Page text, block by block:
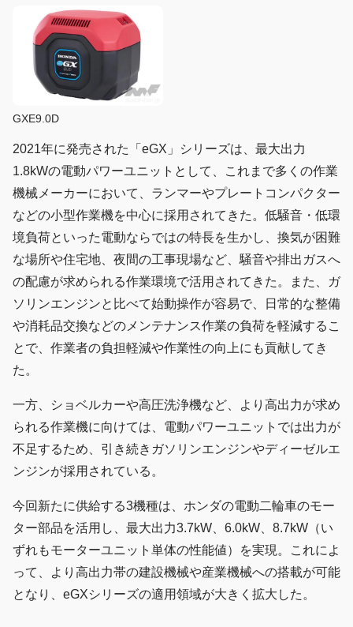
GXE9.0D
2021年に発売された「eGX」シリーズは、最大出力
1.8kWの電動パワーユニットとして、これまで多くの作業
機械メーカーにおいて、ランマーやプレートコンパクター
などの小型作業機を中心に採用されてきた。低騒音・低環
境負荷といった電動ならではの特長を生かし、換気が困難
な場所や住宅地、夜間の工事現場など、騒音や排出ガスへ
の配慮が求められる作業環境で活用されてきた。また、ガ
ソリンエンジンと比べて始動操作が容易で、日常的な整備
や消耗品交換などのメンテナンス作業の負荷を軽減するこ
とで、作業者の負担軽減や作業性の向上にも貢献してき
た。
一方、ショベルカーや高圧洗浄機など、より高出力が求め
られる作業機に向けては、電動パワーユニットでは出力が
不足するため、引き続きガソリンエンジンやディーゼルエ
ンジンが採用されている。
今回新たに供給する3機種は、ホンダの電動二輪車のモー
ター部品を活用し、最大出力3.7kW、6.0kW、8.7kW（い
ずれもモーターユニット単体の性能値）を実現。これによ
って、より高出力帯の建設機械や産業機械への搭載が可能
となり、eGXシリーズの適用領域が大きく拡大した。